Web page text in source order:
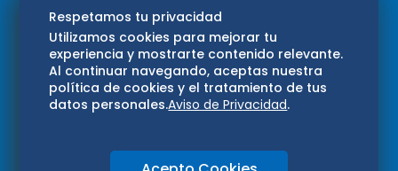
Edomex
Consultas
Hidalgo
Oaxaca
Respetamos tu privacidad
Utilizamos cookies para mejorar tu
experiencia y mostrarte contenido relevante.
Al continuar navegando, aceptas nuestra
política de cookies y el tratamiento de tus
datos personales.Aviso de Privacidad.